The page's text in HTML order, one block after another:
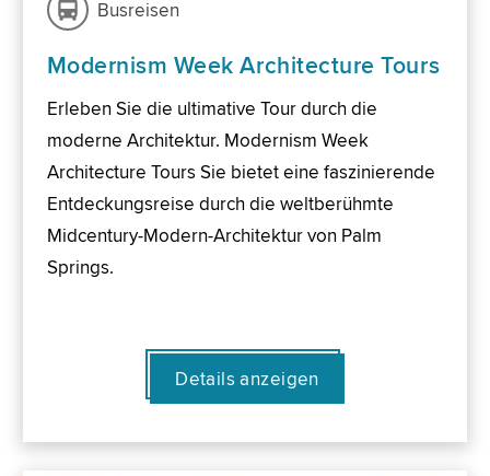
Busreisen
Modernism Week Architecture Tours
Erleben Sie die ultimative Tour durch die
moderne Architektur. Modernism Week
Architecture Tours Sie bietet eine faszinierende
Entdeckungsreise durch die weltberühmte
Midcentury-Modern-Architektur von Palm
Springs.
Details anzeigen